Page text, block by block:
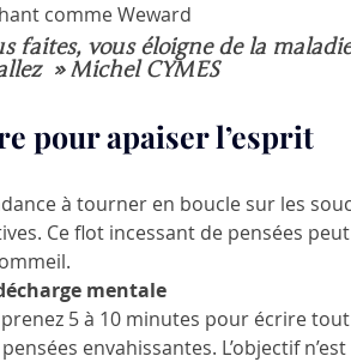
comme Weward
faites, vous éloigne de la
» Michel CYMES
pour apaiser l’esprit
à tourner en boucle sur les
Ce flot incessant de pensées
mentale
5 à 10 minutes pour écrire
envahissantes. L’objectif